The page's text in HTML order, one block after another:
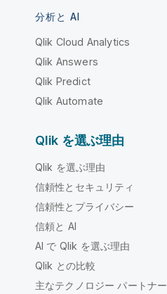
分析と AI
Qlik Cloud Analytics
Qlik Answers
Qlik Predict
Qlik Automate
Qlik を選ぶ理由
Qlik を選ぶ理由
信頼性とセキュリティ
信頼性とプライバシー
信頼と AI
AI で Qlik を選ぶ理由
Qlik との比較
主なテクノロジー パートナー